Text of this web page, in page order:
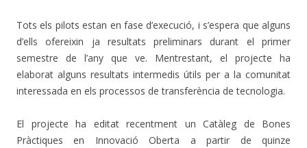
Tots els pilots estan en fase d’execució, i s’espera que alguns
d’ells ofereixin ja resultats preliminars durant el primer
semestre de l’any que ve. Mentrestant, el projecte ha
elaborat alguns resultats intermedis útils per a la comunitat
interessada en els processos de transferència de tecnologia.
El projecte ha editat recentment un Catàleg de Bones
Pràctiques en Innovació Oberta a partir de quinze